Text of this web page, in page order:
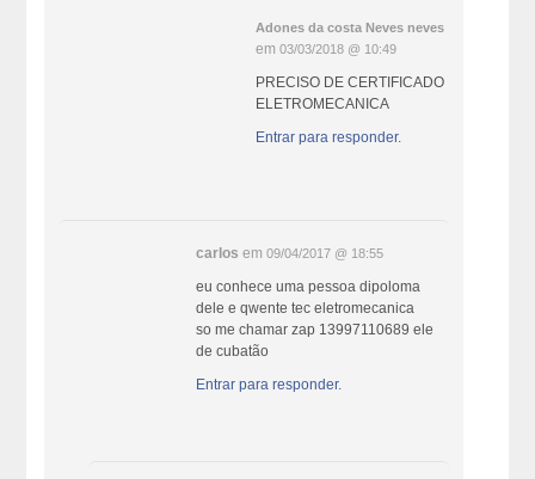
Adones da costa Neves neves
em03/03/2018 @ 10:49
PRECISO DE CERTIFICADO
ELETROMECANICA
Entrar para responder.
carlos em09/04/2017 @ 18:55
eu conhece uma pessoa dipoloma
dele e qwente tec eletromecanica
so me chamar zap 13997110689 ele
de cubatão
Entrar para responder.